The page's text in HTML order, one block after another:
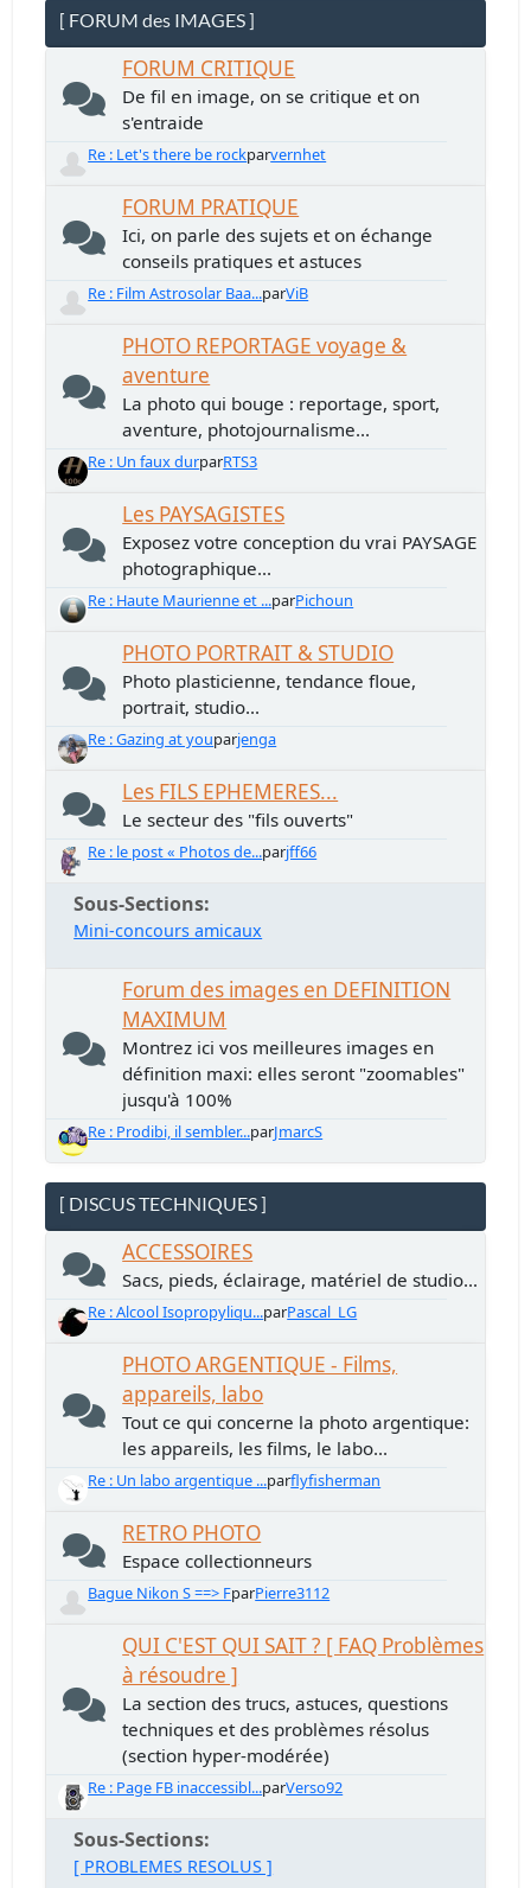
[ FORUM des IMAGES ]
FORUM CRITIQUE
De fil en image, on se critique et on
s'entraide
Re : Let's there be rockparvernhet
FORUM PRATIQUE
Ici, on parle des sujets et on échange
conseils pratiques et astuces
Re : Film Astrosolar Baa...parViB
PHOTO REPORTAGE voyage &
aventure
La photo qui bouge : reportage, sport,
aventure, photojournalisme...
Re : Un faux durparRTS3
Les PAYSAGISTES
Exposez votre conception du vrai PAYSAGE
photographique...
Re : Haute Maurienne et ...parPichoun
PHOTO PORTRAIT & STUDIO
Photo plasticienne, tendance floue,
portrait, studio...
Re : Gazing at youparjenga
Les FILS EPHEMERES...
Le secteur des "fils ouverts"
Re : le post « Photos de...parjff66
Sous-Sections
Mini-concours amicaux
Forum des images en DEFINITION
MAXIMUM
Montrez ici vos meilleures images en
définition maxi: elles seront "zoomables"
jusqu'à 100%
Re : Prodibi, il sembler...parJmarcS
[ DISCUS TECHNIQUES ]
ACCESSOIRES
Sacs, pieds, éclairage, matériel de studio...
Re : Alcool Isopropyliqu...parPascal_LG
PHOTO ARGENTIQUE - Films,
appareils, labo
Tout ce qui concerne la photo argentique:
les appareils, les films, le labo...
Re : Un labo argentique ...parflyfisherman
RETRO PHOTO
Espace collectionneurs
Bague Nikon S ==> FparPierre3112
QUI C'EST QUI SAIT ? [ FAQ Problèmes
à résoudre ]
La section des trucs, astuces, questions
techniques et des problèmes résolus
(section hyper-modérée)
Re : Page FB inaccessibl...parVerso92
Sous-Sections
[ PROBLEMES RESOLUS ]